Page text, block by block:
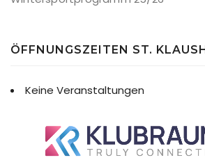
ÖFFNUNGSZEITEN ST.
Keine Veranstaltungen